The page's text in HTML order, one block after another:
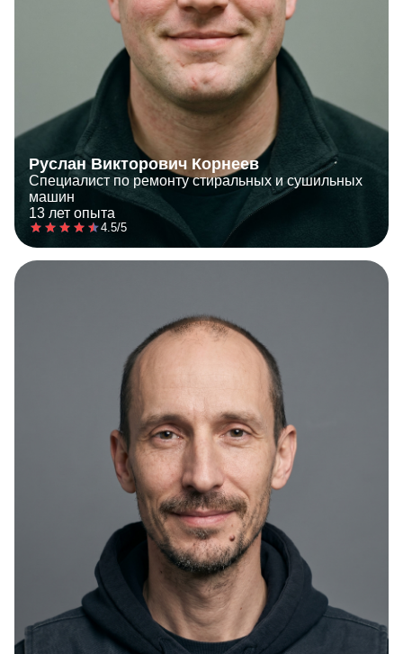
Руслан Викторович Корнеев
Специалист по ремонту стиральных и сушильных
машин
13 лет опыта
4.5/5